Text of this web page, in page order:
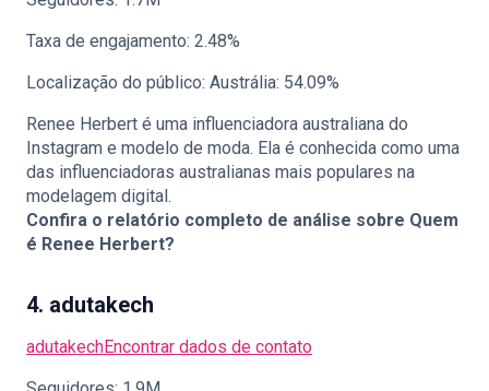
Taxa de engajamento: 2.48%
Localização do público: Austrália: 54.09%
Renee Herbert é uma influenciadora australiana do
Instagram e modelo de moda. Ela é conhecida como uma
das influenciadoras australianas mais populares na
modelagem digital.
Confira o relatório completo de análise sobre Quem
é Renee Herbert?
4. adutakech
adutakechEncontrar dados de contato